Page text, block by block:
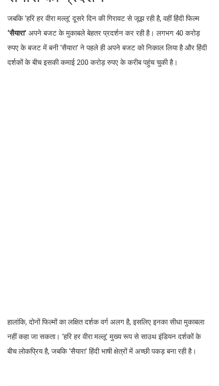
जबकि ‘हरि हर वीरा मल्लू’ दूसरे दिन की गिरावट से जूझ रही है, वहीं हिंदी फिल्म
‘सैयारा’ अपने बजट के मुकाबले बेहतर प्रदर्शन कर रही है। लगभग 40 करोड़
रुपए के बजट में बनी ‘सैयारा’ ने पहले ही अपने बजट को निकाल लिया है और हिंदी
दर्शकों के बीच इसकी कमाई 200 करोड़ रुपए के करीब पहुंच चुकी है।
हालांकि, दोनों फिल्मों का लक्षित दर्शक वर्ग अलग है, इसलिए इनका सीधा मुकाबला
नहीं कहा जा सकता। ‘हरि हर वीरा मल्लू’ मुख्य रूप से साउथ इंडियन दर्शकों के
बीच लोकप्रिय है, जबकि ‘सैयारा’ हिंदी भाषी क्षेत्रों में अच्छी पकड़ बना रही है।